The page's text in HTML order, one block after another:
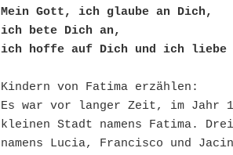
Mein Gott, ich glaube an Dich,
ich bete Dich an,
ich hoffe auf Dich und ich liebe
Kindern von Fatima erzählen:
Es war vor langer Zeit, im Jahr
kleinen Stadt namens Fatima.
namens Lucia, Francisco und